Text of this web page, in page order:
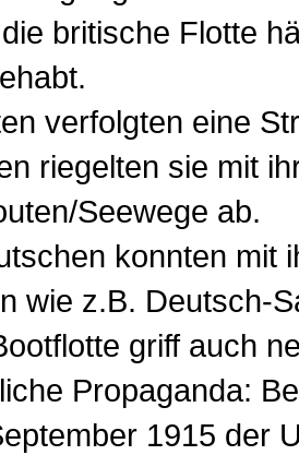
britische Flotte
verfolgten eine
riegelten sie mit
Seewege ab.
konnten mit
wie z.B. Deutsch-
griff auch
Propaganda:
1915 der